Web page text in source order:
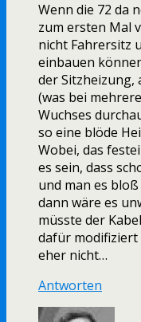
Wenn die 72 da
zum ersten Mal
nicht Fahrersitz
einbauen
der
(was bei
Wuchses
so eine blöde
Wobei, das
es sein, dass
und man es
dann wäre es
müsste der
dafür modifiziert
eher nicht…
Antworten